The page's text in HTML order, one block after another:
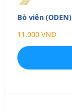
Bò viên (ODEN)
11.000 VND